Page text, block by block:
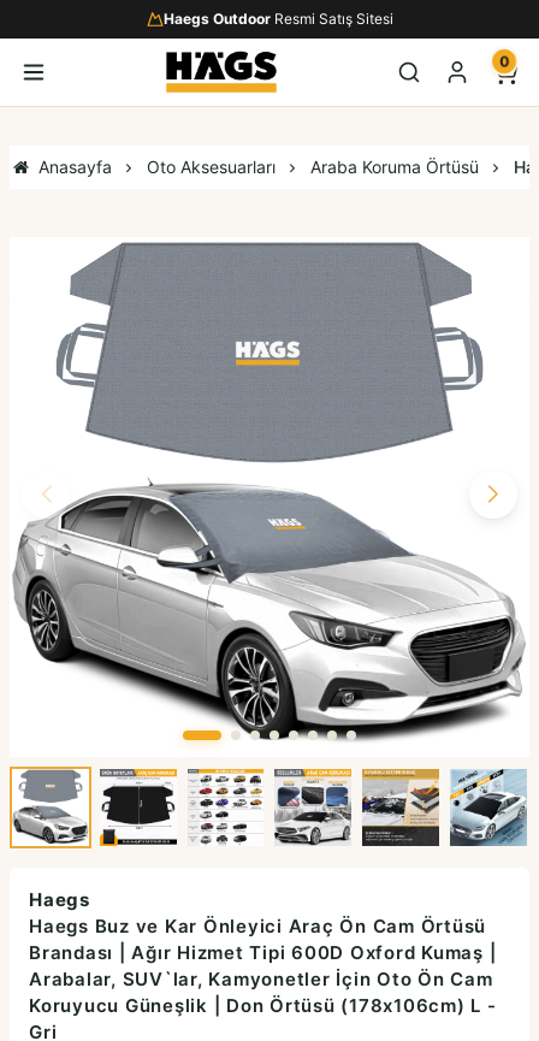
Haegs OutdoorResmi Satış Sitesi
0
Anasayfa Oto Aksesuarları Araba Koruma Örtüsü
Haegs
Haegs Buz ve Kar Önleyici Araç Ön Cam Örtüsü
Brandası | Ağır Hizmet Tipi 600D Oxford Kumaş |
Arabalar, SUV`lar, Kamyonetler İçin Oto Ön Cam
Koruyucu Güneşlik | Don Örtüsü (178x106cm) L -
Gri